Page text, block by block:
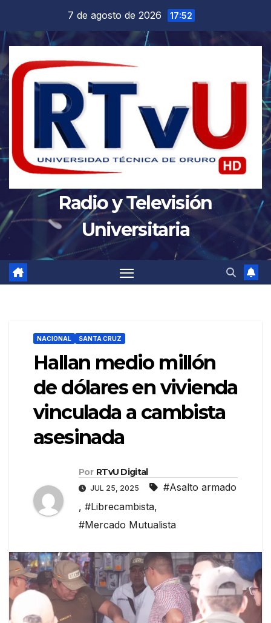
contenido
7 de agosto de 2026 17:52
Radio y Televisión
Universitaria
NACIONAL SANTA CRUZ
Hallan medio millón
de dólares en vivienda
vinculada a cambista
asesinada
Por RTvU Digital
JUL 25, 2025
#Asalto armado
, #Librecambista,
#Mercado Mutualista